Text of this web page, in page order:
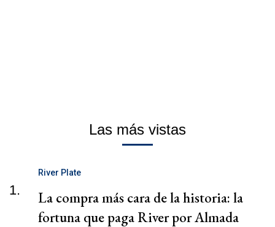
Las más vistas
1.
River Plate
La compra más cara de la historia: la
fortuna que paga River por Almada